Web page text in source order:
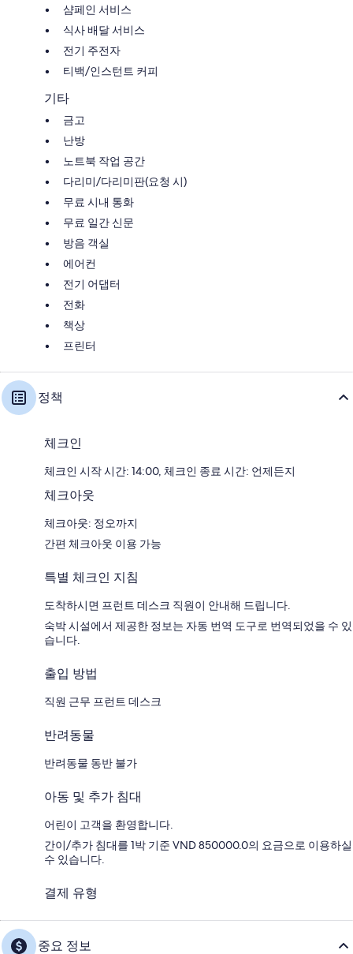
샴페인 서비스
식사 배달 서비스
전기 주전자
티백/인스턴트 커피
기타
금고
난방
노트북 작업 공간
다리미/다리미판(요청 시)
무료 시내 통화
무료 일간 신문
방음 객실
에어컨
전기 어댑터
전화
책상
프린터
정책
체크인
체크인 시작 시간: 14:00, 체크인 종료 시간: 언제든지
체크아웃
체크아웃: 정오까지
간편 체크아웃 이용 가능
특별 체크인 지침
도착하시면 프런트 데스크 직원이 안내해 드립니다.
숙박 시설에서 제공한 정보는 자동 번역 도구로 번역되었을 수 있
습니다.
출입 방법
직원 근무 프런트 데스크
반려동물
반려동물 동반 불가
아동 및 추가 침대
어린이 고객을 환영합니다.
간이/추가 침대를 1박 기준 VND 850000.0의 요금으로 이용하실
수 있습니다.
결제 유형
중요 정보